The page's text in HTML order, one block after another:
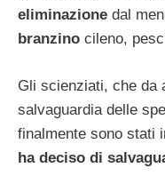
eliminazione dal
branzino cileno,
Gli scienziati, che da
salvaguardia delle
finalmente sono stati
ha deciso di